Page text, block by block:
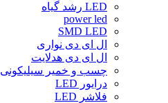
LED رشد گیاه
power led
SMD LED
ال ای دی نواری
ال ای دی هدلایت
چسب و خمیر سیلیکونی
درایور LED
فلاشر LED